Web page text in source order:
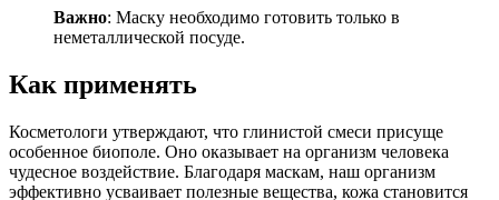
Важно: Маску необходимо готовить только в
неметаллической посуде.
Как применять
Косметологи утверждают, что глинистой смеси присуще
особенное биополе. Оно оказывает на организм человека
чудесное воздействие. Благодаря маскам, наш организм
эффективно усваивает полезные вещества, кожа становится